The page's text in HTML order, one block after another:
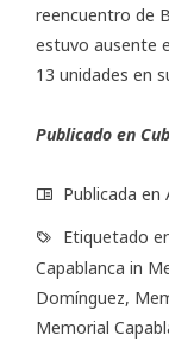
reencuentro de
estuvo ausente
13 unidades en
Publicado en
Publicada en
Etiquetado
Capablanca in
Domínguez,
Memorial